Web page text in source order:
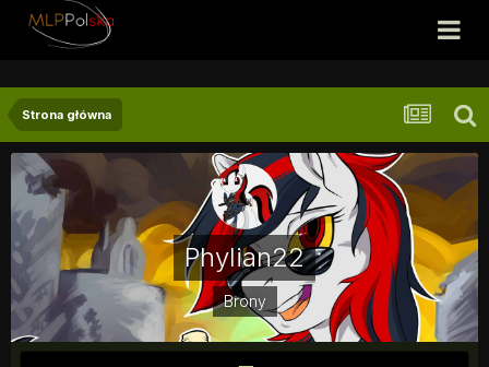
Strona główna
Phylian22
Brony